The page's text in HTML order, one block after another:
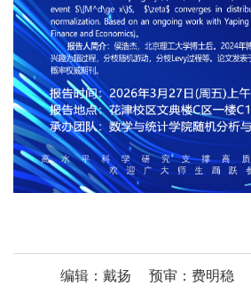
编辑：戴扬 预审：费明稳